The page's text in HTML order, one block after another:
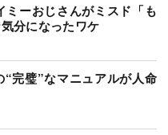
ミーおじさんがミスド「も
分になったワケ
“完璧”なマニュアルが人命